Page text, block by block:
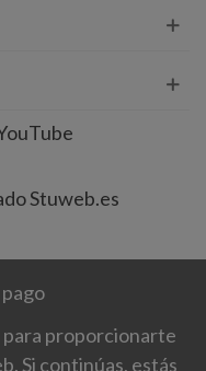
Stuweb.es
para proporcionarte
Si continúas, estás